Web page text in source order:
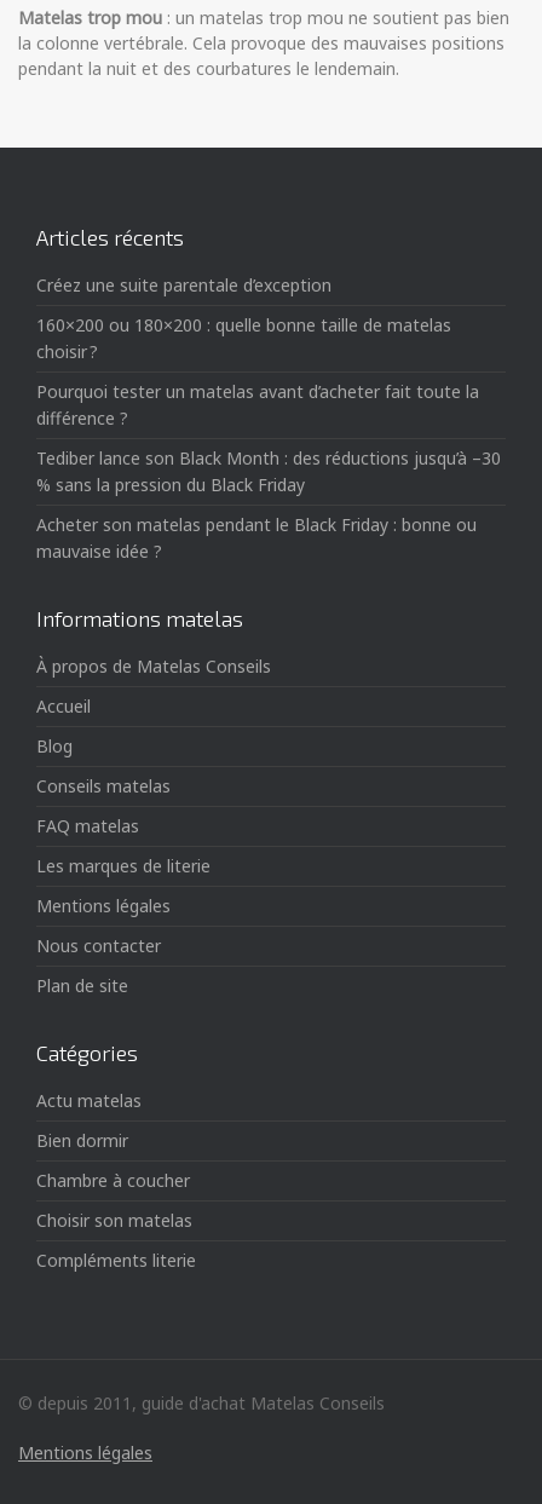
Matelas trop mou : un matelas trop mou ne soutient pas bien
la colonne vertébrale. Cela provoque des mauvaises positions
pendant la nuit et des courbatures le lendemain.
Articles récents
Créez une suite parentale d’exception
160×200 ou 180×200 : quelle bonne taille de matelas
choisir ?
Pourquoi tester un matelas avant d’acheter fait toute la
différence ?
Tediber lance son Black Month : des réductions jusqu’à –30
% sans la pression du Black Friday
Acheter son matelas pendant le Black Friday : bonne ou
mauvaise idée ?
Informations matelas
À propos de Matelas Conseils
Accueil
Blog
Conseils matelas
FAQ matelas
Les marques de literie
Mentions légales
Nous contacter
Plan de site
Catégories
Actu matelas
Bien dormir
Chambre à coucher
Choisir son matelas
Compléments literie
© depuis 2011, guide d'achat Matelas Conseils
Mentions légales